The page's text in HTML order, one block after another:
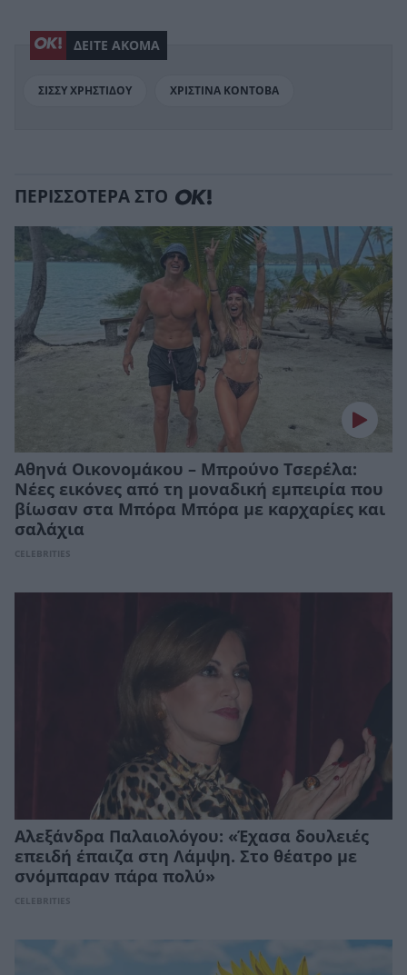
ΔΕΙΤΕ ΑΚΟΜΑ
ΣΙΣΣΥ ΧΡΗΣΤΙΔΟΥ ΧΡΙΣΤΙΝΑ ΚΟΝΤΟΒΑ
ΠΕΡΙΣΣΟΤΕΡΑ ΣΤΟ
Αθηνά Οικονομάκου – Μπρούνο Τσερέλα:
Νέες εικόνες από τη μοναδική εμπειρία που
βίωσαν στα Μπόρα Μπόρα με καρχαρίες και
σαλάχια
CELEBRITIES
Αλεξάνδρα Παλαιολόγου: «Έχασα δουλειές
επειδή έπαιζα στη Λάμψη. Στο θέατρο με
σνόμπαραν πάρα πολύ»
CELEBRITIES